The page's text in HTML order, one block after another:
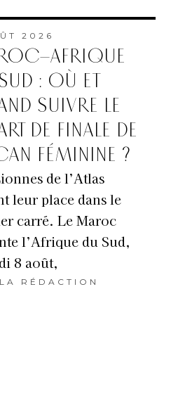
2026
: OÙ ET
SUIVRE LE
DE FINALE DE
FÉMININE ?
de l’Atlas
leur place dans le
carré. Le Maroc
l’Afrique du Sud,
8 août,
LA RÉDACTION